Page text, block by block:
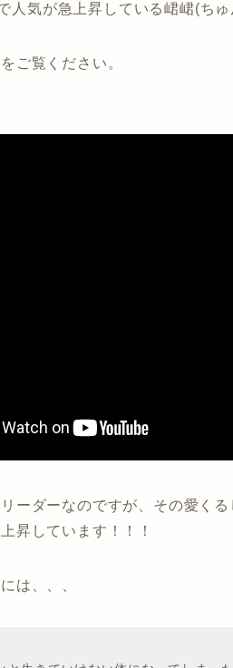
人気が急上昇している峮峮(ち
ご覧ください。
ーダーなのですが、その愛く
昇しています！！！
は、、、